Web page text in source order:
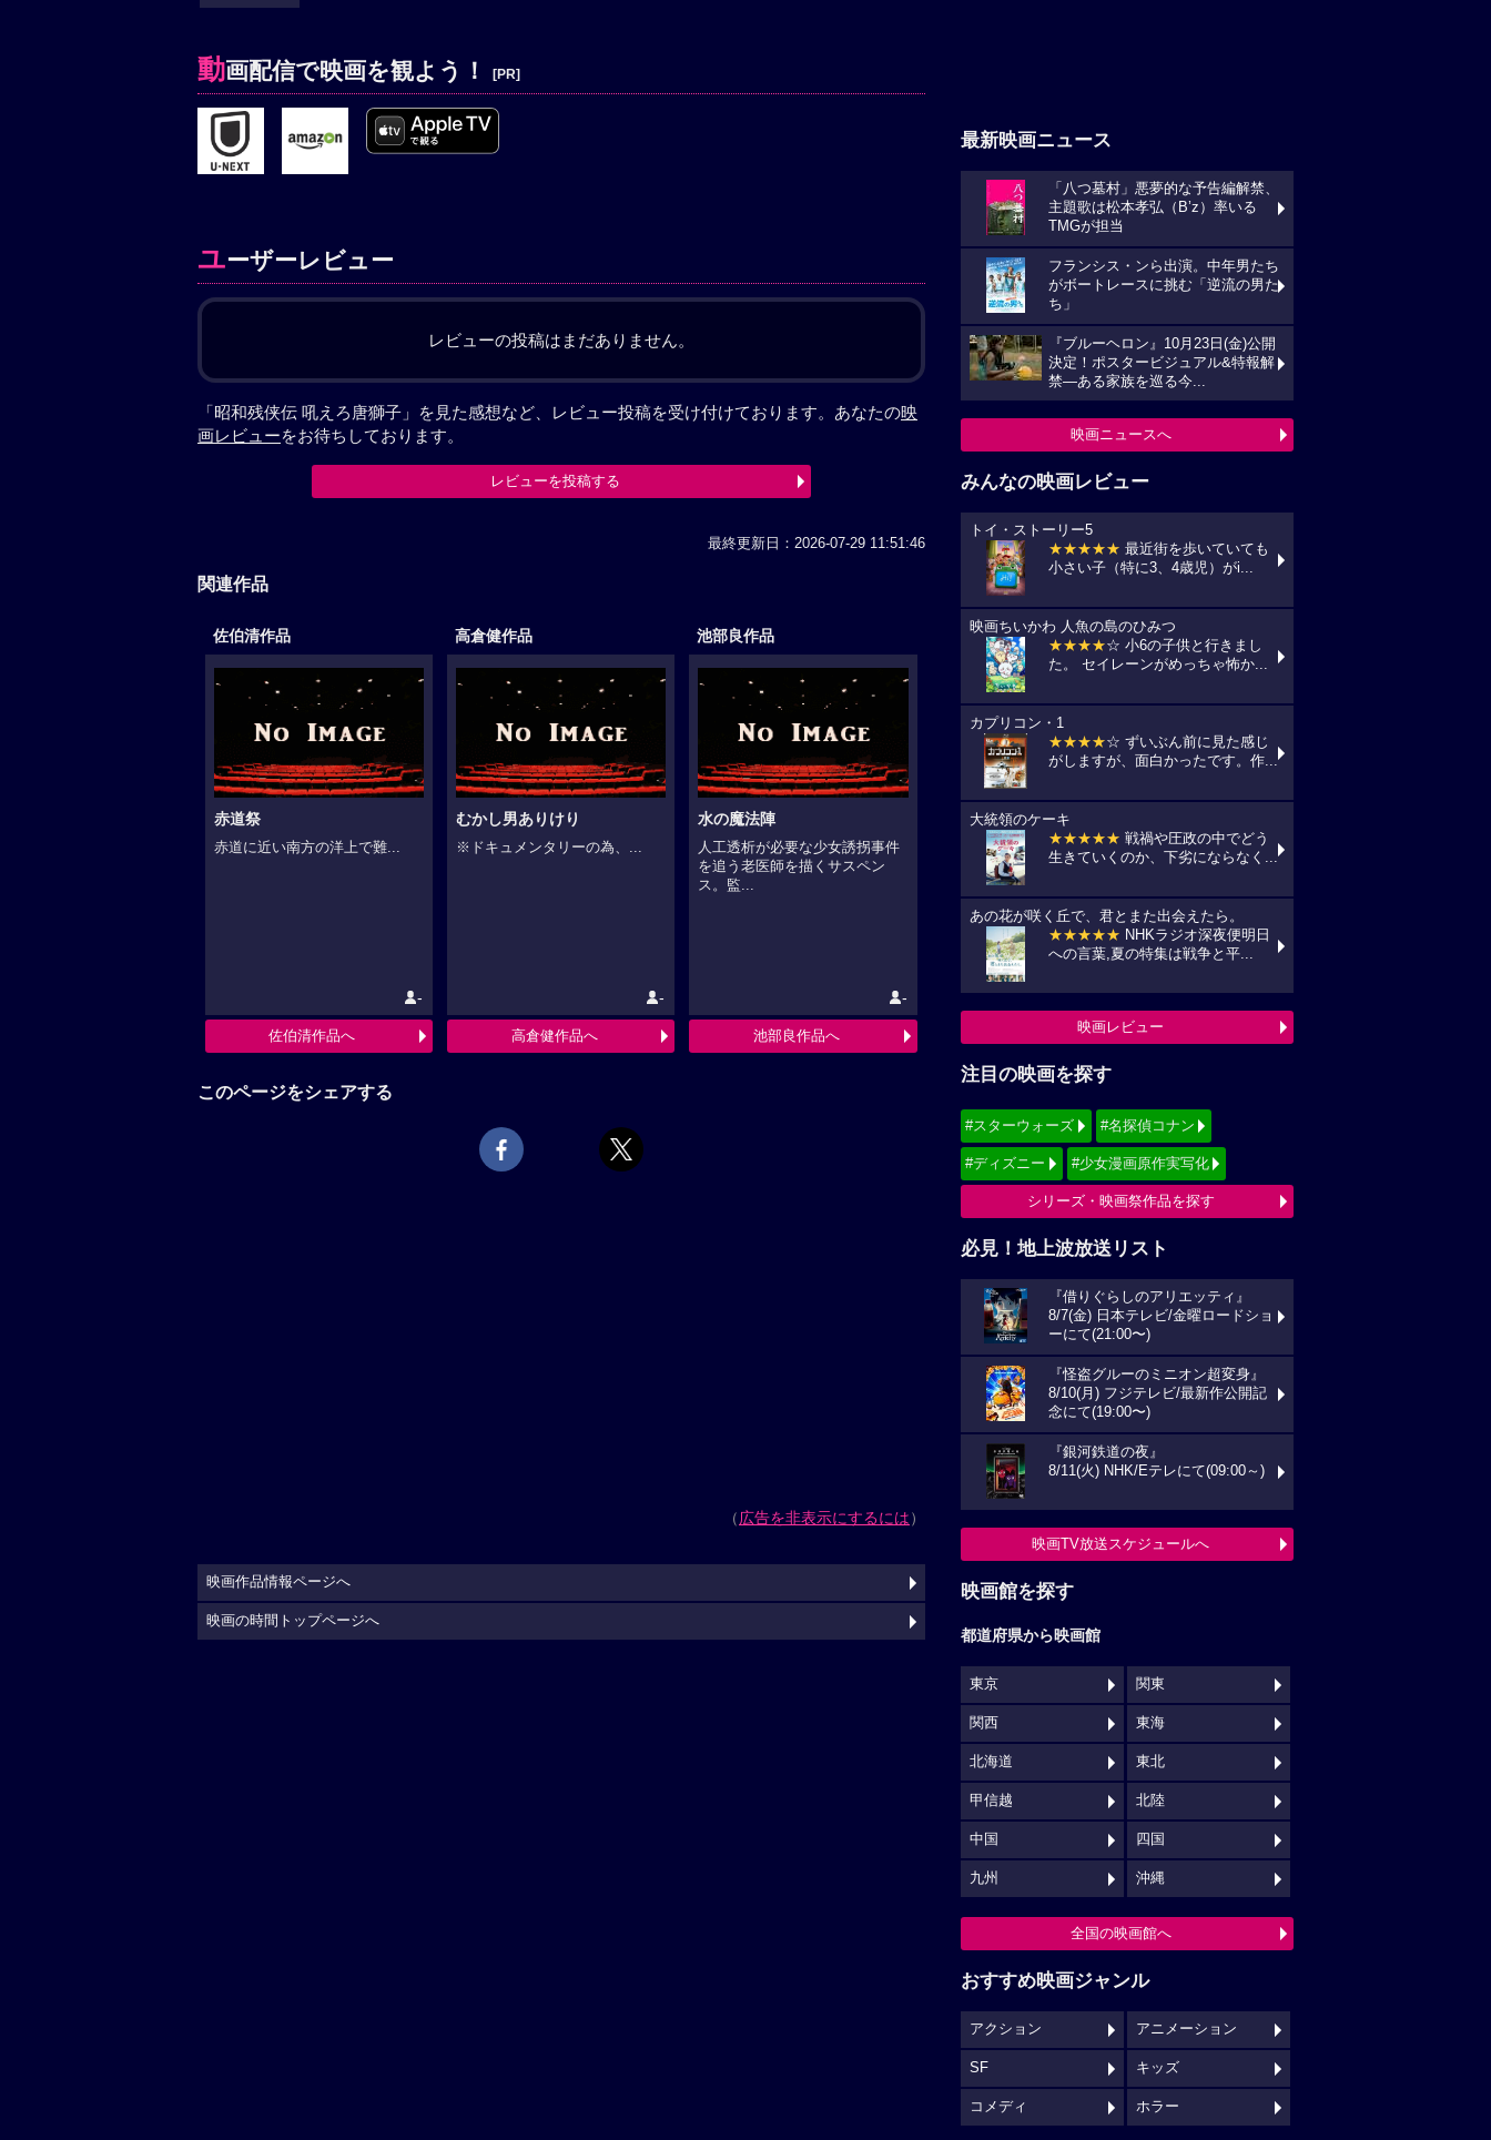
動画配信で映画を観よう！ [PR]
ユーザーレビュー
レビューの投稿はまだありません。
「昭和残侠伝 吼えろ唐獅子」を見た感想など、レビュー投稿を受け付けております。あなたの映
画レビューをお待ちしております。
レビューを投稿する
最終更新日：2026-07-29 11:51:46
関連作品
佐伯清作品
赤道祭
赤道に近い南方の洋上で難...
-
佐伯清作品へ
高倉健作品
むかし男ありけり
※ドキュメンタリーの為、...
-
高倉健作品へ
池部良作品
水の魔法陣
人工透析が必要な少女誘拐事件
を追う老医師を描くサスペン
ス。監...
-
池部良作品へ
このページをシェアする
（広告を非表示にするには）
最新映画ニュース
「八つ墓村」悪夢的な予告編解禁、
主題歌は松本孝弘（B’z）率いる
TMGが担当
フランシス・ンら出演。中年男たち
がボートレースに挑む「逆流の男た
ち」
『ブルーヘロン』10月23日(金)公開
決定！ポスタービジュアル&特報解
禁―ある家族を巡る今...
映画ニュースへ
みんなの映画レビュー
トイ・ストーリー5
★★★★★ 最近街を歩いていても
小さい子（特に3、4歳児）がi...
映画ちいかわ 人魚の島のひみつ
★★★★☆ 小6の子供と行きまし
た。 セイレーンがめっちゃ怖か...
カプリコン・1
★★★★☆ ずいぶん前に見た感じ
がしますが、面白かったです。作...
大統領のケーキ
★★★★★ 戦禍や圧政の中でどう
生きていくのか、下劣にならなく...
あの花が咲く丘で、君とまた出会えたら。
★★★★★ NHKラジオ深夜便明日
への言葉,夏の特集は戦争と平...
映画レビュー
注目の映画を探す
#スターウォーズ #名探偵コナン
#ディズニー #少女漫画原作実写化
シリーズ・映画祭作品を探す
必見！地上波放送リスト
『借りぐらしのアリエッティ』
8/7(金) 日本テレビ/金曜ロードショ
ーにて(21:00〜)
『怪盗グルーのミニオン超変身』
8/10(月) フジテレビ/最新作公開記
念にて(19:00〜)
『銀河鉄道の夜』
8/11(火) NHK/Eテレにて(09:00～)
映画TV放送スケジュールへ
映画館を探す
都道府県から映画館
東京 関東
関西 東海
北海道 東北
甲信越 北陸
中国 四国
九州 沖縄
全国の映画館へ
おすすめ映画ジャンル
アクション アニメーション
SF キッズ
コメディ ホラー
映画作品情報ページへ
映画の時間トップページへ